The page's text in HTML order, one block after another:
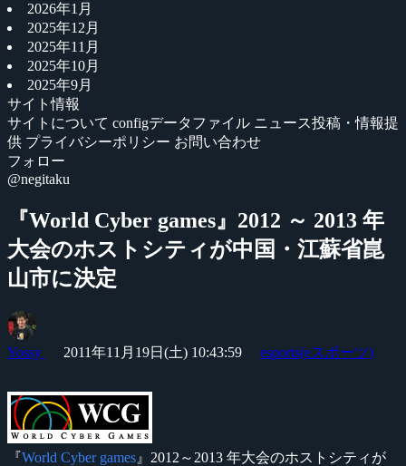
2026年1月
2025年12月
2025年11月
2025年10月
2025年9月
サイト情報
サイトについて configデータファイル ニュース投稿・情報提
供 プライバシーポリシー お問い合わせ
フォロー
@negitaku
『World Cyber games』2012 ～ 2013 年
大会のホストシティが中国・江蘇省崑
山市に決定
Yossy 2011年11月19日(土) 10:43:59 esports(eスポーツ)
『World Cyber games 』2012～2013 年大会のホストシティが